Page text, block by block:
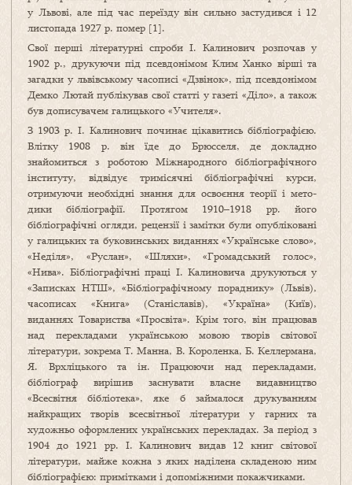
у Львові, але під час переїзду він сильно застудився і 12
листопада 1927 р. помер [1].
Свої перші літературні спроби І. Калинович розпочав у
1902 р., друкуючи під псевдонімом Клим Ханко вірші та
загадки у львівському часописі «Дзвінок», під псевдонімом
Демко Лютай публікував свої статті у газеті «Діло», а також
був дописувачем галицького «Учителя».
З 1903 р. І. Калинович починає цікавитись бібліо­графією.
Влітку 1908 р. він їде до Брюсселя, де до­кладно
знайомиться з роботою Між­народного бібліо­графічного
інституту, відві­дує тримісячні бібліо­гра­фічні курси,
отримуючи необхідні знання для освоєння теорії і ме­то­
дики бібліографії. Протягом 1910–1918 рр. його
бібліографічні огляди, рецензії і замітки були опубліковані
у галицьких та буковинських виданнях «Україн­ське слово»,
«Неділя», «Руслан», «Шляхи», «Громадський голос»,
«Нива». Бібліографічні праці І. Калиновича друкуються у
«Записках НТШ», «Бібліографічному пораднику» (Львів),
часописах «Книга» (Станіславів), «Україна» (Київ),
виданнях Товариства «Просвіта». Крім того, він працював
над перекладами українською мовою творів світової
літератури, зокрема Т. Манна, В. Короленка, Б. Келлермана,
Я. Врхліцького та ін. Працюючи над перекладами,
бібліограф вирішив заснувати власне видавництво
«Всесвітня бібліотека», яке б займалося друкуванням
найкращих творів всесвіт­ньої літератури у гарних та
художньо оформлених українських перекладах. За період з
1904 до 1921 рр. І. Калинович видав 12 книг світової
літератури, майже кожна з яких наділена складеною ним
бібліографією: примітками і допоміжними по­каж­чиками.